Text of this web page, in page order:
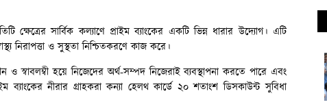
ক্ষেত্রের সার্বিক কল্যাণে প্রাইম ব্যাংকের একটি ভিন্ন ধারার উদ্যোগ। এটি
নিরাপত্তা ও সুস্থতা নিশ্চিতকরণে কাজ করে।
ও স্বাবলম্বী হয়ে নিজেদের অর্থ-সম্পদ নিজেরাই ব্যবস্থাপনা করতে পারে এবং
ব্যাংকের নীরার গ্রাহকরা কন্যা হেলথ কার্ডে ২০ শতাংশ ডিসকাউন্ট সুবিধা